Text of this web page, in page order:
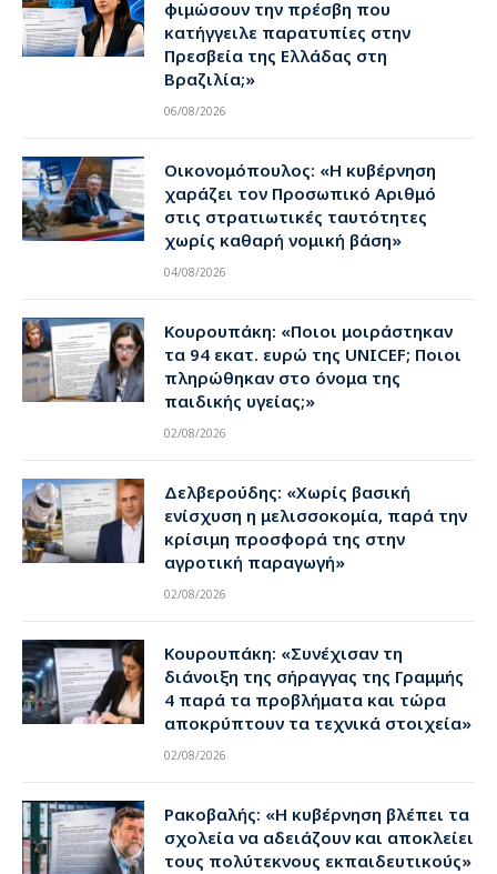
φιμώσουν την πρέσβη που
κατήγγειλε παρατυπίες στην
Πρεσβεία της Ελλάδας στη
Βραζιλία;»
06/08/2026
Οικονομόπουλος: «Η κυβέρνηση
χαράζει τον Προσωπικό Αριθμό
στις στρατιωτικές ταυτότητες
χωρίς καθαρή νομική βάση»
04/08/2026
Κουρουπάκη: «Ποιοι μοιράστηκαν
τα 94 εκατ. ευρώ της UNICEF; Ποιοι
πληρώθηκαν στο όνομα της
παιδικής υγείας;»
02/08/2026
Δελβερούδης: «Χωρίς βασική
ενίσχυση η μελισσοκομία, παρά την
κρίσιμη προσφορά της στην
αγροτική παραγωγή»
02/08/2026
Κουρουπάκη: «Συνέχισαν τη
διάνοιξη της σήραγγας της Γραμμής
4 παρά τα προβλήματα και τώρα
αποκρύπτουν τα τεχνικά στοιχεία»
02/08/2026
Ρακοβαλής: «Η κυβέρνηση βλέπει τα
σχολεία να αδειάζουν και αποκλείει
τους πολύτεκνους εκπαιδευτικούς»